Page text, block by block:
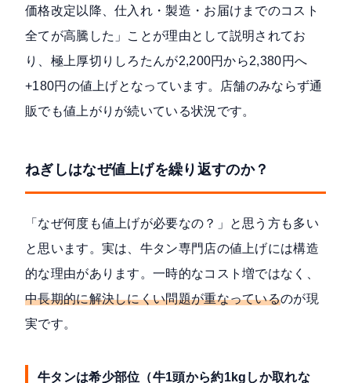
価格改定以降、仕入れ・製造・お届けまでのコスト
全てが高騰した 」ことが理由として説明されてお
り、極上厚切りしろたんが2,200円から2,380円へ
+180円の値上げとなっています。店舗のみならず通
販でも値上がりが続いている状況です。
ねぎしはなぜ値上げを繰り返すのか？
「なぜ何度も値上げが必要なの？」と思う方も多い
と思います。実は、牛タン専門店の値上げには構造
的な理由があります。一時的なコスト増ではなく、
中長期的に解決しにくい問題が重なっているのが現
実です。
牛タンは希少部位（牛1頭から約1kgしか取れな